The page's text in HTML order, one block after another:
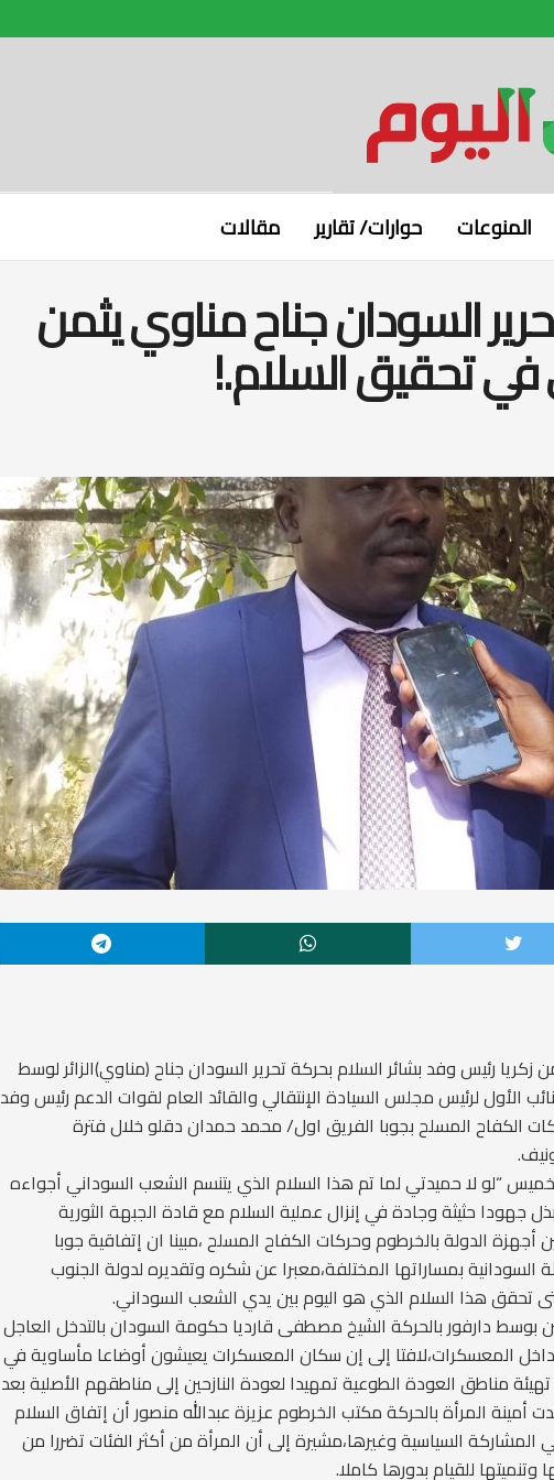
المنوعات حوارات/ تقارير مقالات
السودان جناح مناوي يثمن
تحقيق السلام.!
رئيس وفد بشائر السلام بحركة تحرير السودان جناح (مناوي)الزائر لوسط
الأول لرئيس مجلس السيادة الإنتقالي والقائد العام لقوات الدعم رئيس وفد
الكفاح المسلح بجوبا الفريق اول/ محمد حمدان دقلو خلال فترة
“لو لا حميدتي لما تم هذا السلام الذي يتنسم الشعب السوداني أجواءه
جهودا حثيثة وجادة في إنزال عملية السلام مع قادة الجبهة الثورية
أجهزة الدولة بالخرطوم وحركات الكفاح المسلح ،مبينا ان إتفاقية جوبا
السودانية بمساراتها المختلفة،معبرا عن شكره وتقديره لدولة الجنوب
تحقق هذا السلام الذي هو اليوم بين يدي الشعب السوداني.
دارفور بالحركة الشيخ مصطفى قارديا حكومة السودان بالتدخل العاجل
داخل المعسكرات،لافتا إلى إن سكان المعسكرات يعيشون أوضاعا مأساوية في
مناطق العودة الطوعية تمهيدا لعودة النازحين إلى مناطقهم الأصلية بعد
أمينة المرأة بالحركة مكتب الخرطوم عزيزة عبدالله منصور أن إتفاق السلام
في جوبا منح المرأة نسبة٤٠% في المشاركة السياسية وغيرها،مشيرة إلى أن المرأة من أكثر الفئات تضررا من
للقيام بدورها كاملا.